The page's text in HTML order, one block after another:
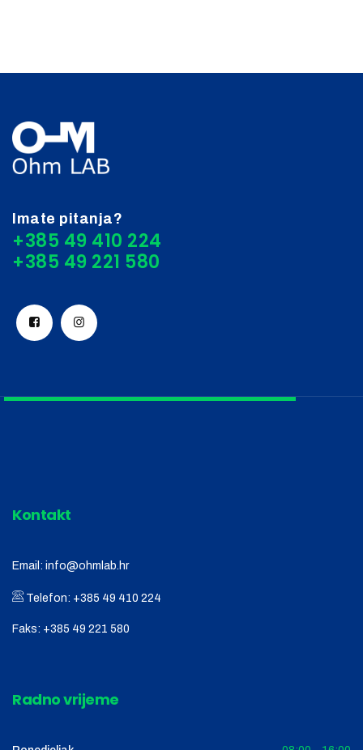
Imate pitanja?
+385 49 410 224
Kontakt
Email: info@ohmlab.hr
Telefon: +385 49 410 224
Faks: +385 49 221 580
Radno vrijeme